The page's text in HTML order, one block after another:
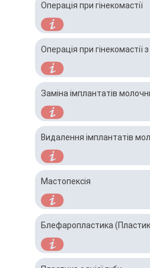
Операція при гінекомастії
Операція при гінекомастії
Заміна імплантатів
Видалення імплантатів
Мастопексія
Блефаропластика